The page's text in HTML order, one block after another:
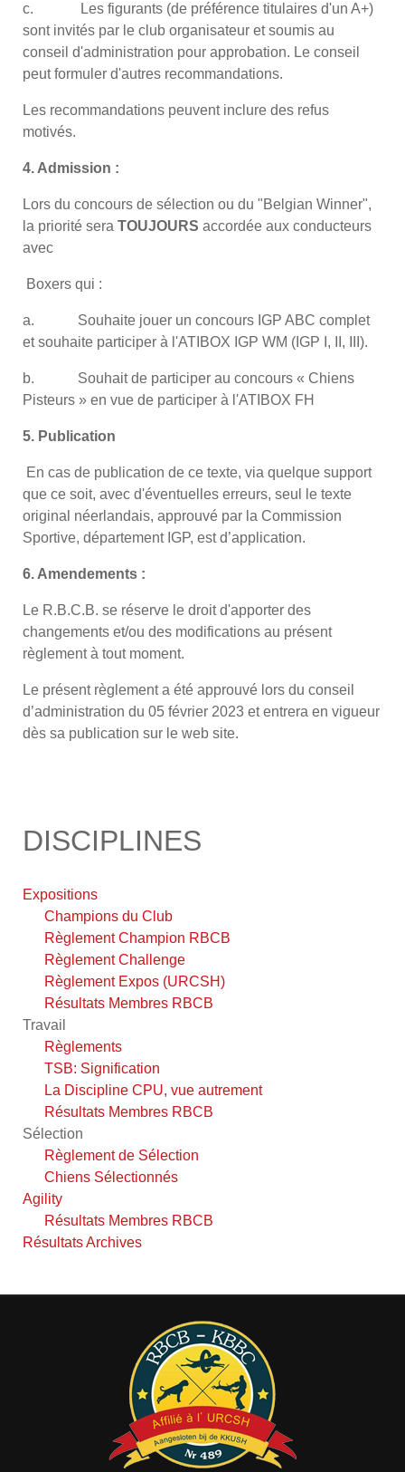
c. Les figurants (de préférence titulaires d'un A+)
sont invités par le club organisateur et soumis au
conseil d'administration pour approbation. Le conseil
peut formuler d'autres recommandations.
Les recommandations peuvent inclure des refus
motivés.
4. Admission :
Lors du concours de sélection ou du "Belgian Winner",
la priorité sera TOUJOURS accordée aux conducteurs
avec
Boxers qui :
a. Souhaite jouer un concours IGP ABC complet
et souhaite participer à l'ATIBOX IGP WM (IGP I, II, III).
b. Souhait de participer au concours « Chiens
Pisteurs » en vue de participer à l'ATIBOX FH
5. Publication
En cas de publication de ce texte, via quelque support
que ce soit, avec d'éventuelles erreurs, seul le texte
original néerlandais, approuvé par la Commission
Sportive, département IGP, est d’application.
6. Amendements :
Le R.B.C.B. se réserve le droit d'apporter des
changements et/ou des modifications au présent
règlement à tout moment.
Le présent règlement a été approuvé lors du conseil
d’administration du 05 février 2023 et entrera en vigueur
dès sa publication sur le web site.
DISCIPLINES
Expositions
Champions du Club
Règlement Champion RBCB
Règlement Challenge
Règlement Expos (URCSH)
Résultats Membres RBCB
Travail
Règlements
TSB: Signification
La Discipline CPU, vue autrement
Résultats Membres RBCB
Sélection
Règlement de Sélection
Chiens Sélectionnés
Agility
Résultats Membres RBCB
Résultats Archives